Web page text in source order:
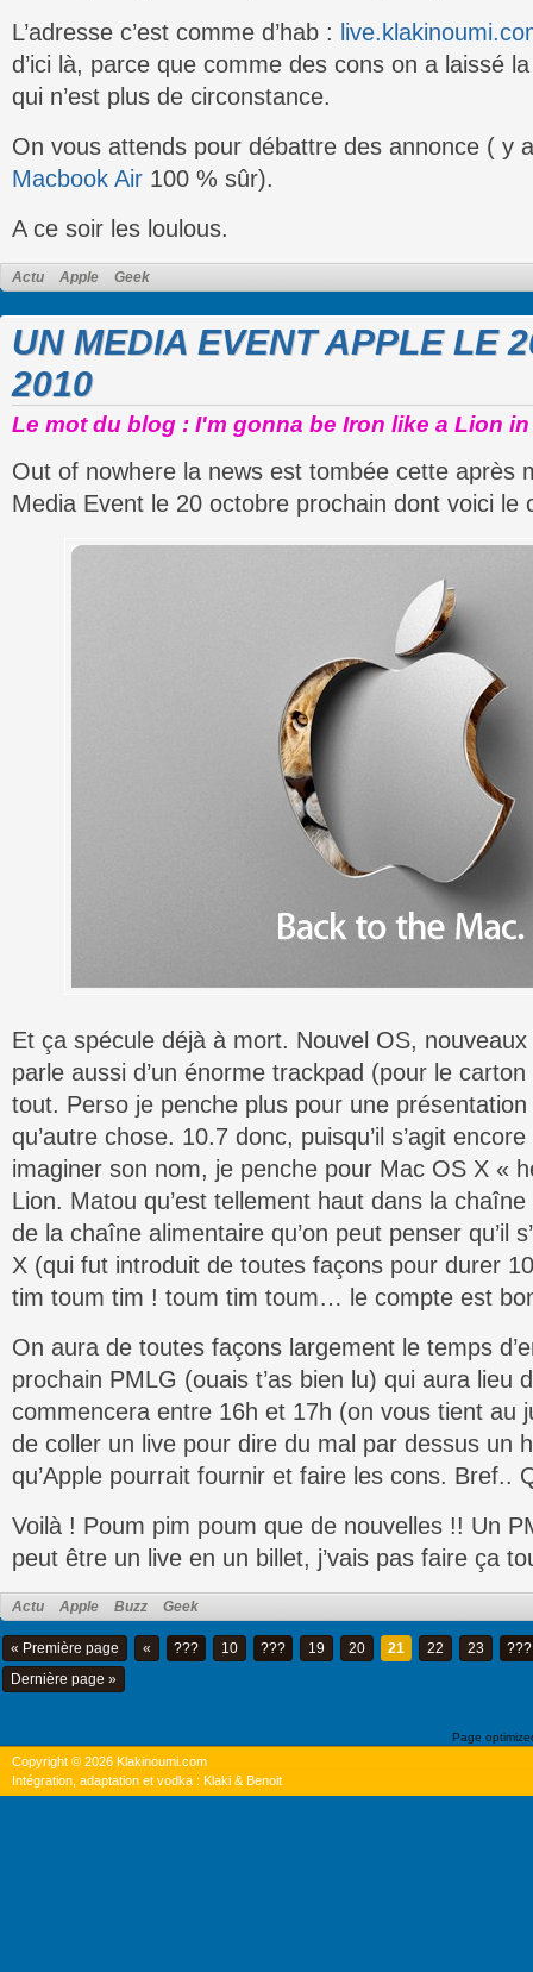
L’adresse c’est comme d’hab :
d’ici là, parce que comme des cons on a laissé
qui n’est plus de circonstance.
On vous attends pour débattre des annonce ( y
Macbook Air 100 % sûr).
A ce soir les loulous.
Actu Apple Geek
UN MEDIA EVENT APPLE LE
2010
Le mot du blog : I'm gonna be Iron like a Lion
Out of nowhere la news est tombée cette après
Media Event le 20 octobre prochain dont voici le
Et ça spécule déjà à mort. Nouvel OS,
parle aussi d’un énorme trackpad (pour le
tout. Perso je penche plus pour une
qu’autre chose. 10.7 donc, puisqu’il s’agit
imaginer son nom, je penche pour Mac OS X «
Lion. Matou qu’est tellement haut dans la
de la chaîne alimentaire qu’on peut penser qu’il
X (qui fut introduit de toutes façons pour durer
tim toum tim ! toum tim toum… le compte est
On aura de toutes façons largement le temps
prochain PMLG (ouais t’as bien lu) qui aura lieu
commencera entre 16h et 17h (on vous tient au
de coller un live pour dire du mal par dessus un
qu’Apple pourrait fournir et faire les cons. Bref..
Voilà ! Poum pim poum que de nouvelles !! Un
peut être un live en un billet, j’vais pas faire ça
Actu Apple Buzz Geek
« Première page « ??? 10 ??? 19 20 21 22 23
???
Dernière page »
Page
Copyright © 2026 Klakinoumi.com
Intégration, adaptation et vodka : Klaki & Benoit